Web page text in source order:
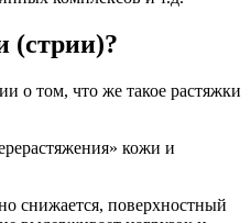
(стрии)?
о том, что же такое растяжки
кожи и
снижается, поверхностный